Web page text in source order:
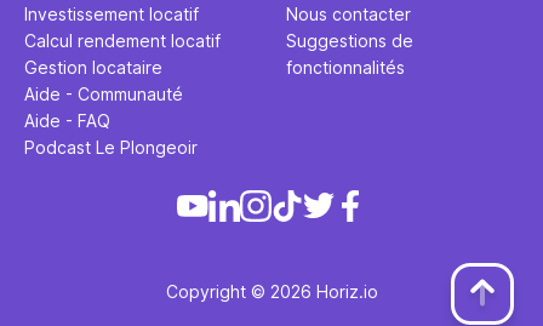
Investissement locatif
Calcul rendement locatif
Gestion locataire
Aide - Communauté
Aide - FAQ
Podcast Le Plongeoir
Nous contacter
Suggestions de
fonctionnalités
Copyright © 2026 Horiz.io